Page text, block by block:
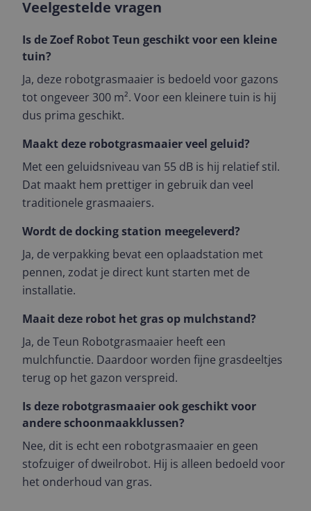
Veelgestelde vragen
Is de Zoef Robot Teun geschikt voor een kleine
tuin?
Ja, deze robotgrasmaaier is bedoeld voor gazons
tot ongeveer 300 m². Voor een kleinere tuin is hij
dus prima geschikt.
Maakt deze robotgrasmaaier veel geluid?
Met een geluidsniveau van 55 dB is hij relatief stil.
Dat maakt hem prettiger in gebruik dan veel
traditionele grasmaaiers.
Wordt de docking station meegeleverd?
Ja, de verpakking bevat een oplaadstation met
pennen, zodat je direct kunt starten met de
installatie.
Maait deze robot het gras op mulchstand?
Ja, de Teun Robotgrasmaaier heeft een
mulchfunctie. Daardoor worden fijne grasdeeltjes
terug op het gazon verspreid.
Is deze robotgrasmaaier ook geschikt voor
andere schoonmaakklussen?
Nee, dit is echt een robotgrasmaaier en geen
stofzuiger of dweilrobot. Hij is alleen bedoeld voor
het onderhoud van gras.